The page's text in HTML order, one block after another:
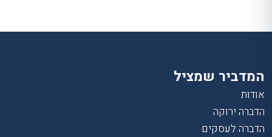
המדביר שמציל
אודות
הדברה ירוקה
הדברה לעסקים